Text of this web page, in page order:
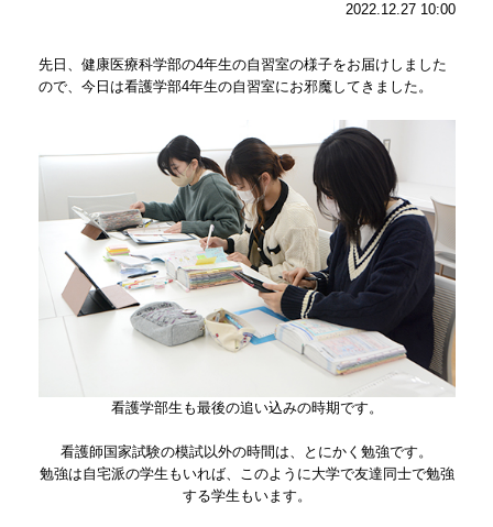
2022.12.27 10:00
先日、健康医療科学部の4年生の自習室の様子をお届けしました
ので、今日は看護学部4年生の自習室にお邪魔してきました。
看護学部生も最後の追い込みの時期です。
看護師国家試験の模試以外の時間は、とにかく勉強です。
勉強は自宅派の学生もいれば、このように大学で友達同士で勉強
する学生もいます。